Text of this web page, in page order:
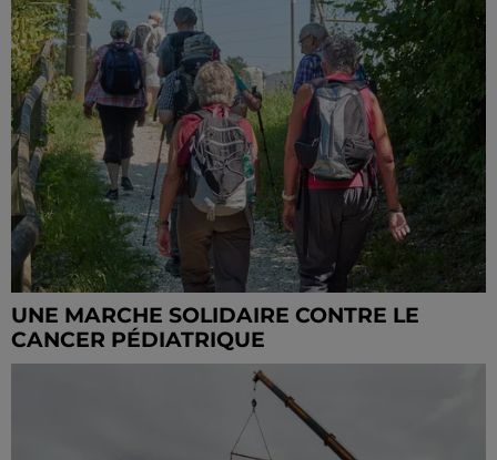
UNE MARCHE SOLIDAIRE CONTRE LE
CANCER PÉDIATRIQUE